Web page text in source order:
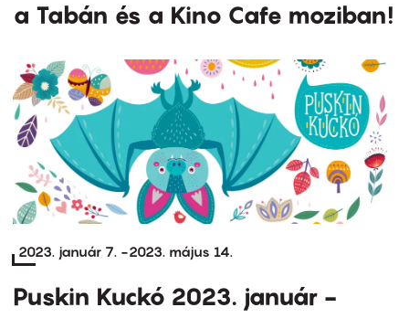
a Tabán és a Kino Cafe moziban!
2023. január 7. -2023. május 14.
Puskin Kuckó 2023. január -